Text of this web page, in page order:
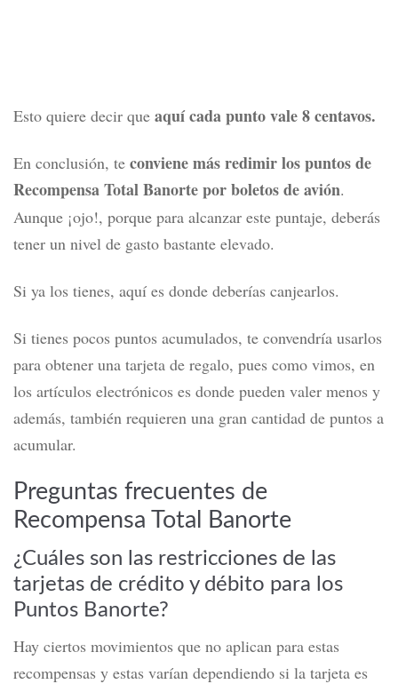
Esto quiere decir que aquí cada punto vale 8 centavos.
En conclusión, te conviene más redimir los puntos de
Recompensa Total Banortepor boletos de avión.
Aunque ¡ojo!, porque para alcanzar este puntaje, deberás
tener un nivel de gasto bastante elevado.
Si ya los tienes, aquí es donde deberías canjearlos.
Si tienes pocos puntos acumulados, te convendría usarlos
para obtener una tarjeta de regalo, pues como vimos, en
los artículos electrónicos es donde pueden valer menos y
además, también requieren una gran cantidad de puntos a
acumular.
Preguntas frecuentes de
Recompensa Total Banorte
¿Cuáles son las restricciones de las
tarjetas de crédito y débito para los
Puntos Banorte?
Hay ciertos movimientos que no aplican para estas
recompensas y estas varían dependiendo si la tarjeta es